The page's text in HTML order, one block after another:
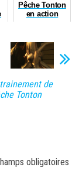
Pêche Tonton
en action
de
Tonton
obligatoires